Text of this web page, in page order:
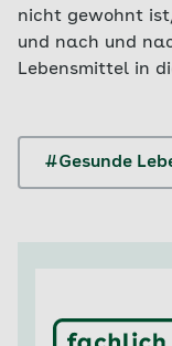
nicht gewohnt
und nach und
Lebensmittel in
#Gesunde